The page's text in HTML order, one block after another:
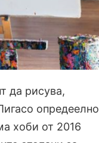
да рисува,
опредеелно
хоби от 2016